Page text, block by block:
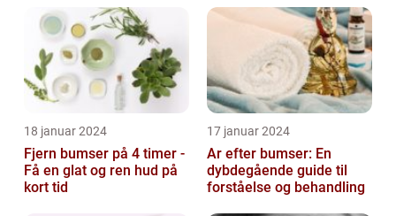
aldre og ba...
18 januar 2024
Fjern bumser på 4 timer -
Få en glat og ren hud på
kort tid
17 januar 2024
Ar efter bumser: En
dybdegående guide til
forståelse og behandling